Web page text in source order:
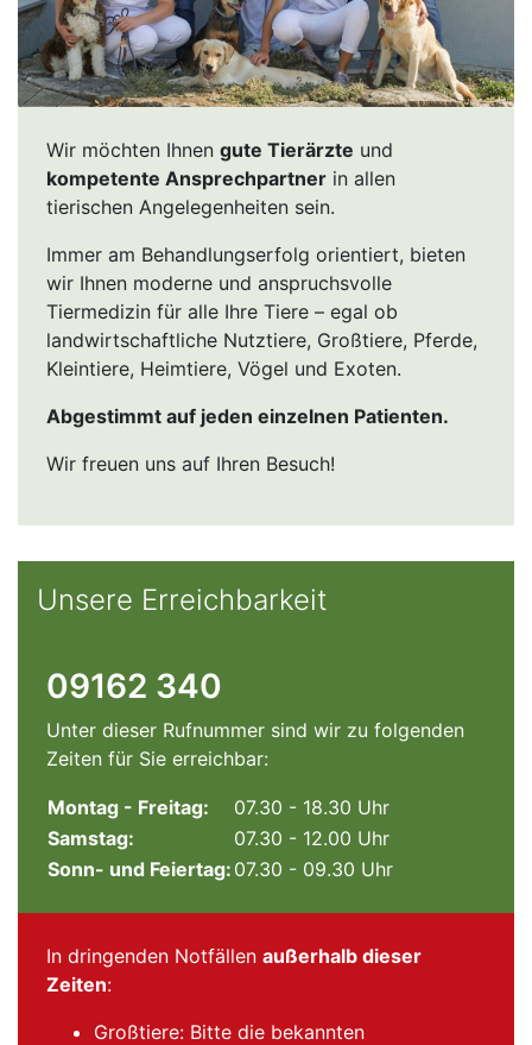
Wir möchten Ihnen gute Tierärzte und
kompetente Ansprechpartner in allen
tierischen Angelegenheiten sein.
Immer am Behandlungserfolg orientiert, bieten
wir Ihnen moderne und anspruchsvolle
Tiermedizin für alle Ihre Tiere – egal ob
landwirtschaftliche Nutztiere, Großtiere, Pferde,
Kleintiere, Heimtiere, Vögel und Exoten.
Abgestimmt auf jeden einzelnen Patienten.
Wir freuen uns auf Ihren Besuch!
Unsere Erreichbarkeit
09162 340
Unter dieser Rufnummer sind wir zu folgenden
Zeiten für Sie erreichbar:
Montag - Freitag:
07.30 - 18.30 Uhr
Samstag:
07.30 - 12.00 Uhr
Sonn- und Feiertag: 07.30 - 09.30 Uhr
In dringenden Notfällen außerhalb dieser
Zeiten:
Großtiere: Bitte die bekannten